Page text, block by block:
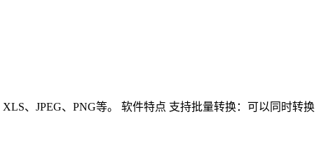
、JPEG、PNG等。 软件特点 支持批量转换：可以同时转换